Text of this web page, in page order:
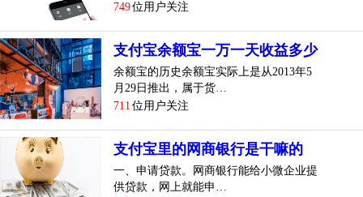
749位用户关注
支付宝余额宝一万一天收益多少
余额宝的历史余额宝实际上是从2013年5
月29日推出，属于货…
711 位用户关注
支付宝里的网商银行是干嘛的
一、申请贷款。网商银行能给小微企业提
供贷款，网上就能申…